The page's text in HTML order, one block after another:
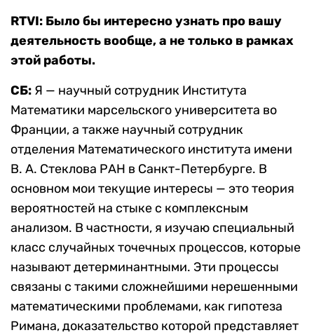
RTVI: Было бы интересно узнать про вашу
деятельность вообще, а не только в рамках
этой работы.
СБ: Я — научный сотрудник Института
Математики марсельского университета во
Франции, а также научный сотрудник
отделения Математического института имени
В. А. Стеклова РАН в Санкт-Петербурге. В
основном мои текущие интересы — это теория
вероятностей на стыке с комплексным
анализом. В частности, я изучаю специальный
класс случайных точечных процессов, которые
называют детерминантными. Эти процессы
связаны с такими сложнейшими нерешенными
математическими проблемами, как гипотеза
Римана, доказательство которой представляет